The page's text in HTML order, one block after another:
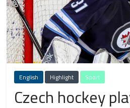
English Highlight Sport
Czech hockey